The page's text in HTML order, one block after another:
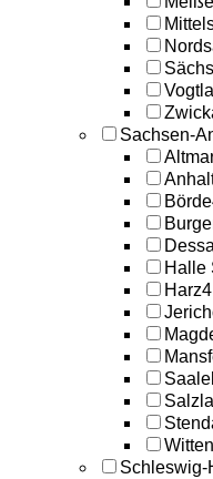
Sachsen-
Börde
Halle
Harz4
Schleswig-